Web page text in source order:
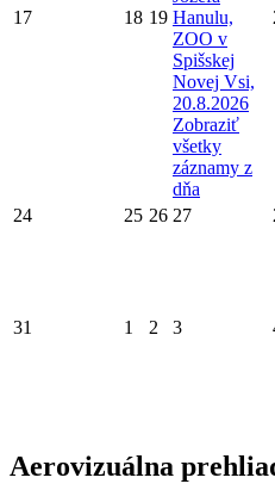
17 18 19 Hanulu,
ZOO v
Spišskej
Novej Vsi,
20.8.2026
Zobraziť
všetky
záznamy z
dňa
24 25 26 27
31 1 2 3
Aerovizuálna